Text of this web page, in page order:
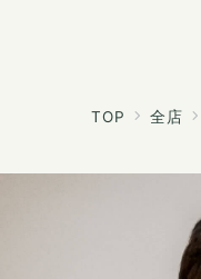
TOP 全店